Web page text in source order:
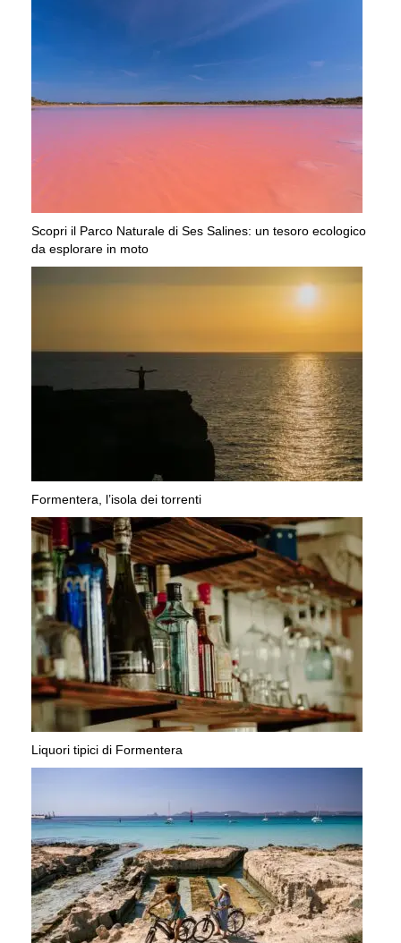
Scopri il Parco Naturale di Ses Salines: un tesoro ecologico
da esplorare in moto
Formentera, l’isola dei torrenti
Liquori tipici di Formentera